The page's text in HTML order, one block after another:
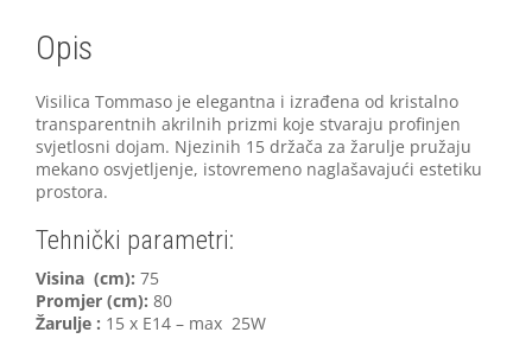
Opis
Visilica Tommaso je elegantna i izrađena od kristalno
transparentnih akrilnih prizmi koje stvaraju profinjen
svjetlosni dojam. Njezinih 15 držača za žarulje pružaju
mekano osvjetljenje, istovremeno naglašavajući estetiku
prostora.
Tehnički parametri:
Visina (cm): 75
Promjer (cm): 80
Žarulje : 15 x E14 – max 25W